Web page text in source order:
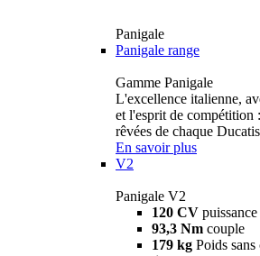
Panigale
Panigale range
Gamme Panigale
L'excellence italienne,
et l'esprit de compétition
rêvées de chaque
En savoir plus
V2
Panigale V2
120 CV puissance
93,3 Nm couple
179 kg Poids